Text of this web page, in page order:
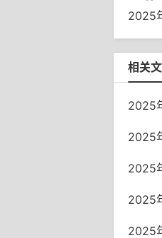
2025
相关
2025年
2025年
2025
2025年
2025